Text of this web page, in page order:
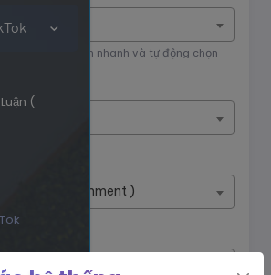
(
để tìm kiếm
vụ để tìm kiếm nhanh và tự động chọn
Luận ( Comment )
Comment TikTok V2